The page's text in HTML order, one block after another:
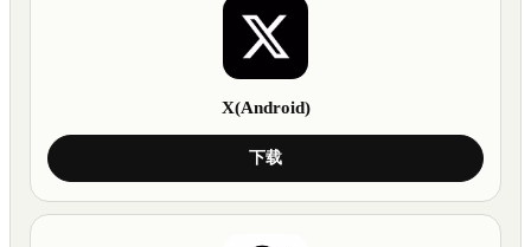
X(Android)
下载